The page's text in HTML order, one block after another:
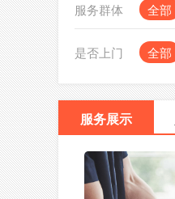
服务群体 全部
是否上门 全部
服务展示